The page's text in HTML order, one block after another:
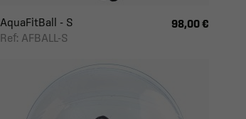
AquaFitBall - S
Ref: AFBALL-S
98,00 €